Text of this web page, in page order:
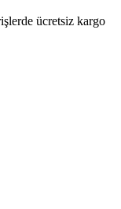
ücretsiz kargo